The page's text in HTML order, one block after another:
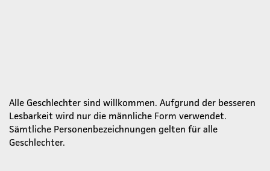
Alle Geschlechter sind willkommen. Aufgrund der besseren
Lesbarkeit wird nur die männliche Form verwendet.
Sämtliche Personenbezeichnungen gelten für alle
Geschlechter.